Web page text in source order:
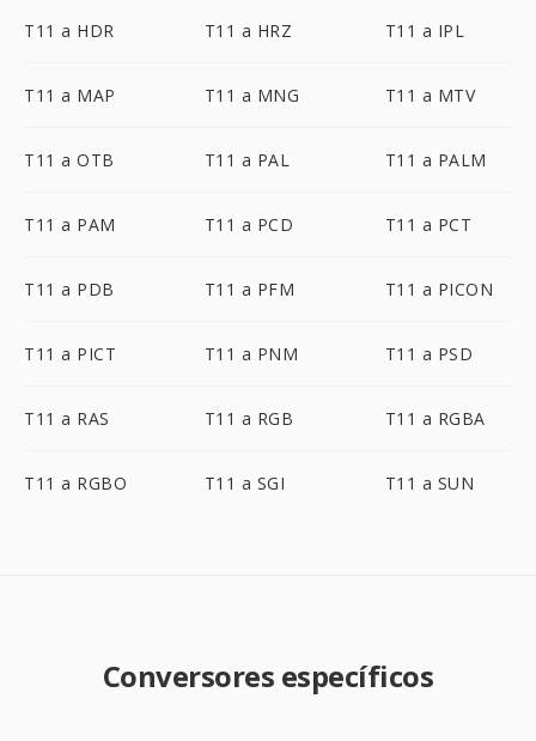
T11 a HDR T11 a HRZ T11 a IPL
T11 a MAP T11 a MNG T11 a MTV
T11 a OTB T11 a PAL T11 a PALM
T11 a PAM T11 a PCD T11 a PCT
T11 a PDB T11 a PFM T11 a PICON
T11 a PICT T11 a PNM T11 a PSD
T11 a RAS T11 a RGB T11 a RGBA
T11 a RGBO T11 a SGI T11 a SUN
Conversores específicos